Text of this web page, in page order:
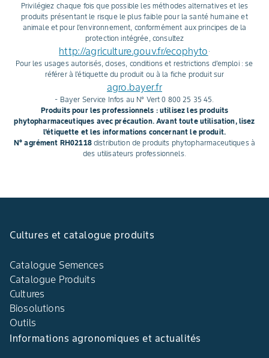
Privilégiez chaque fois que possible les méthodes alternatives et les
produits présentant le risque le plus faible pour la santé humaine et
animale et pour l'environnement, conformément aux principes de la
protection intégrée, consultez
http://agriculture.gouv.fr/ecophyto .
Pour les usages autorisés, doses, conditions et restrictions d'emploi : se
référer à l'étiquette du produit ou à la fiche produit sur
agro.bayer.fr
- Bayer Service Infos au N° Vert 0 800 25 35 45.
Produits pour les professionnels : utilisez les produits
phytopharmaceutiques avec précaution. Avant toute utilisation, lisez
l'étiquette et les informations concernant le produit.
N° agrément RH02118distribution de produits phytopharmaceutiques à
des utilisateurs professionnels.
Cultures et catalogue produits
Catalogue Semences
Catalogue Produits
Cultures
Biosolutions
Outils
Informations agronomiques et actualités